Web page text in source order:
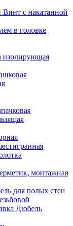
Винт с накатанной
в головке
изолирующая
монтажная
для полых стен
Дюбель